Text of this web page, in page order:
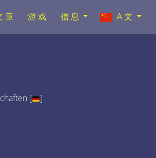
章 游戏 信息 A文
[ ]